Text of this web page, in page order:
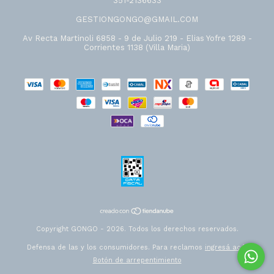
GESTIONGONGO@GMAIL.COM
Av Recta Martinoli 6858 - 9 de Julio 219 - Elias Yofre 1289 -
Corrientes 1138 (Villa Maria)
Copyright GONGO - 2026. Todos los derechos reservados.
Defensa de las y los consumidores. Para reclamos ingresá acá.
Botón de arrepentimiento